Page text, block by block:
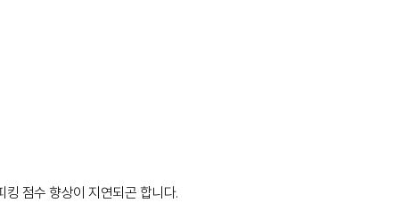
점수 향상이 지연되곤 합니다.